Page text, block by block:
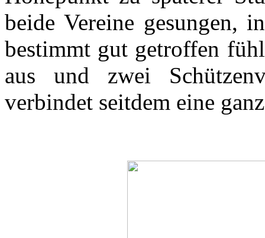
beide Vereine gesungen,
bestimmt gut getroffen
aus und zwei
verbindet seitdem eine